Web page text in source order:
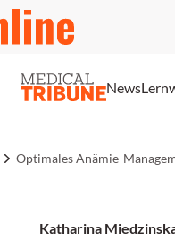
News
Optimales Anämie-
Katharina